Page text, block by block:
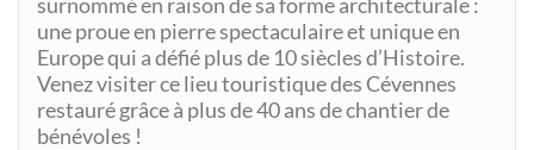
surnommé en raison de sa forme architecturale :
une proue en pierre spectaculaire et unique en
Europe qui a défié plus de 10 siècles d’Histoire.
Venez visiter ce lieu touristique des Cévennes
restauré grâce à plus de 40 ans de chantier de
bénévoles !